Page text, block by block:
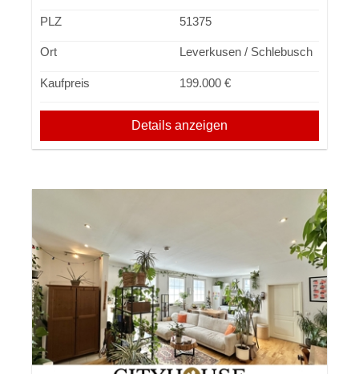
PLZ 51375
Ort Leverkusen / Schlebusch
Kaufpreis 199.000 €
Details anzeigen